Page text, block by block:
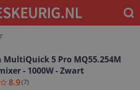
MultiQuick 5 Pro MQ55.254M
- 1000W - Zwart
8.9(7)